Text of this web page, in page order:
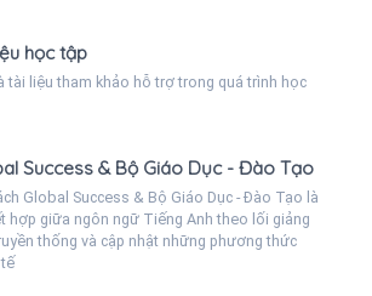
học tập
tài liệu tham khảo hỗ trợ trong quá trình học
Success & Bộ Giáo Dục - Đào Tạo
Global Success & Bộ Giáo Dục - Đào Tạo là
hợp giữa ngôn ngữ Tiếng Anh theo lối giảng
thống và cập nhật những phương thức